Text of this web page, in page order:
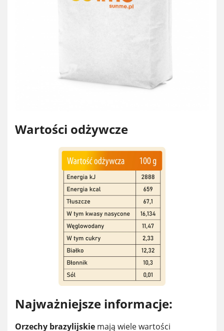
Wartości odżywcze
Najważniejsze informacje:
Orzechy brazylijskie mają wiele wartości